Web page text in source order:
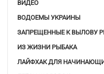
ВИДЕО
ВОДОЕМЫ УКРАИНЫ
ЗАПРЕЩЕННЫЕ К ВЫЛОВУ
ИЗ ЖИЗНИ РЫБАКА
ЛАЙФХАК ДЛЯ